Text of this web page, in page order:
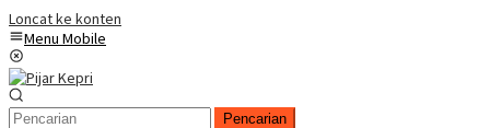
Loncat ke konten
Menu Mobile
Pencarian